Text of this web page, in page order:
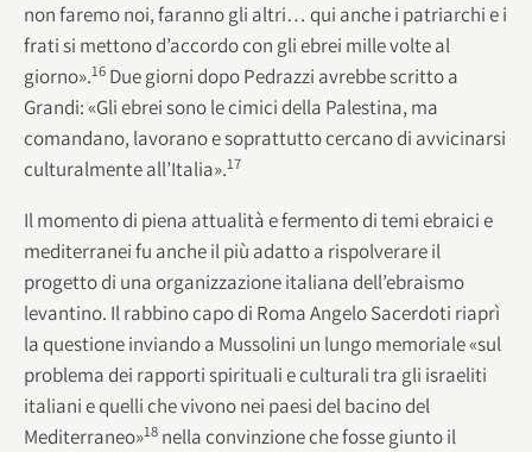
non faremo noi, faranno gli altri… qui anche i patriarchi e i
frati si mettono d’accordo con gli ebrei mille volte al
giorno».16 Due giorni dopo Pedrazzi avrebbe scritto a
Grandi: «Gli ebrei sono le cimici della Palestina, ma
comandano, lavorano e soprattutto cercano di avvicinarsi
culturalmente all’Italia».17
Il momento di piena attualità e fermento di temi ebraici e
mediterranei fu anche il più adatto a rispolverare il
progetto di una organizzazione italiana dell’ebraismo
levantino. Il rabbino capo di Roma Angelo Sacerdoti riaprì
la questione inviando a Mussolini un lungo memoriale «sul
problema dei rapporti spirituali e culturali tra gli israeliti
italiani e quelli che vivono nei paesi del bacino del
Mediterraneo»18 nella convinzione che fosse giunto il